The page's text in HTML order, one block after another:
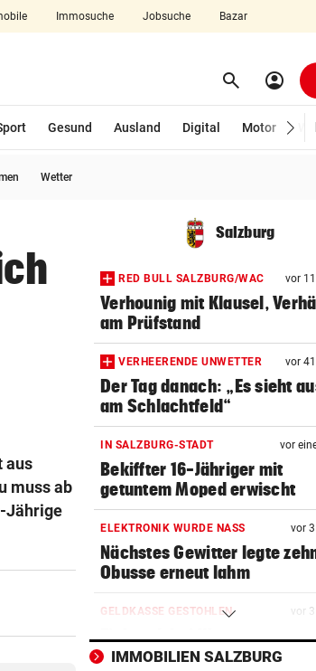
Immosuche Jobsuche Bazar
search Suchen
account_circle
Gesund Ausland Digital Motor
Wetter
aus
muss ab
Jährige
Salzburg
RED BULL SALZBURG/WAC vor
Verhounig mit Klausel,
am Prüfstand
VERHEERENDE UNWETTER vor
Der Tag danach: „Es sieht
am Schlachtfeld“
IN SALZBURG-STADT vor
Bekiffter 16-Jähriger mit
getuntem Moped erwischt
ELEKTRONIK WURDE NASS vor
Nächstes Gewitter legte
Obusse erneut lahm
GELDKASSE GESTOHLEN vor
Einbruch bei Wasserrettung:
sind fassungslos“
IMMOBILIEN SALZBURG